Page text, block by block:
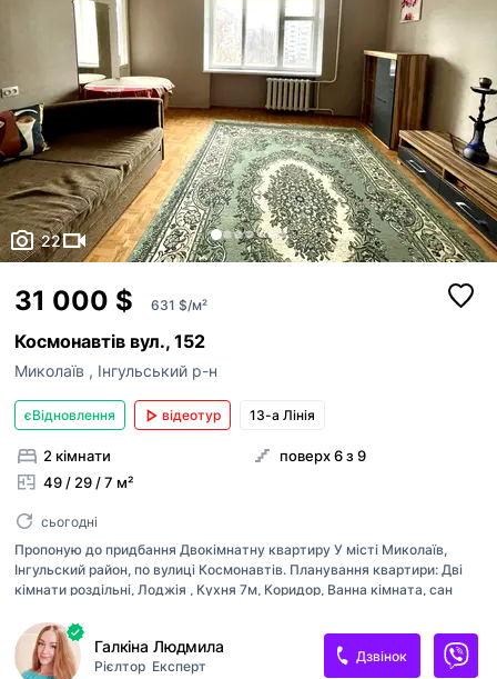
22
31 000 $ 631 $/м²
Космонавтів вул., 152
Миколаїв , Інгульський р-н
єВідновлення відеотур 13-а Лінія
2 кімнати
49 / 29 / 7 м²
поверх 6 з 9
сьогодні
Пропоную до придбання Двокімнатну квартиру У місті Миколаїв,
Інгульский район, по вулиці Космонавтів. Планування квартири: Дві
кімнати роздільні, Лоджія , Кухня 7м, Коридор, Ванна кімната, сан
світла! Вікна дерев'яні Труби замінено на пластикові . Для нового
власника залишаються меблі та техніка, по домовленості. Будинок
ОСББ, гарний район для сімейного життя, поруч є все необхідне,
Галкіна Людмила
Рієлтор Експерт
Дзвінок